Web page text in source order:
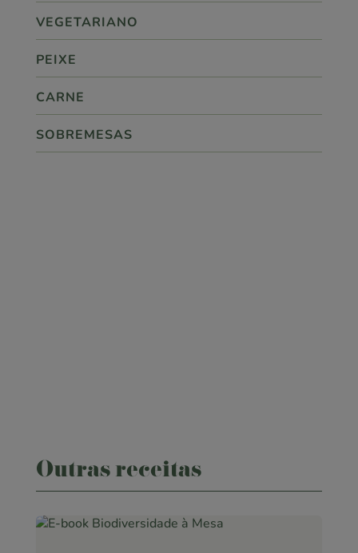
VEGETARIANO
PEIXE
CARNE
SOBREMESAS
Outras receitas